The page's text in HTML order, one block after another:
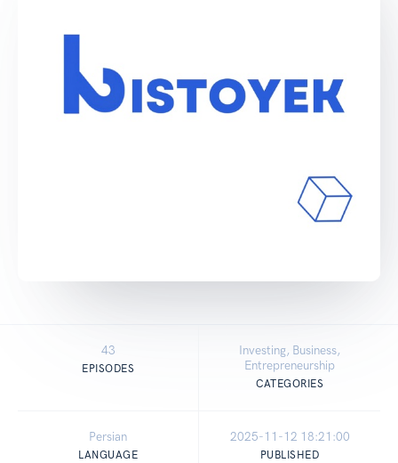
43
EPISODES
Investing, Business,
Entrepreneurship
CATEGORIES
Persian
LANGUAGE
2025-11-12 18:21:00
PUBLISHED